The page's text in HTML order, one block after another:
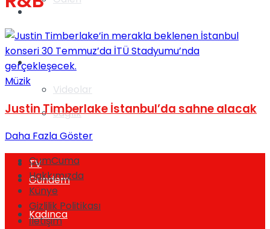
Videolar
Gündem
Gündem
Yaşam
Sağlık
TV
Kadınca
Müzik
Justin Timberlake İstanbul’da sahne alacak
Daha Fazla Göster
CumCuma
Hakkımızda
Künye
Gizlilik Politikası
İletişim